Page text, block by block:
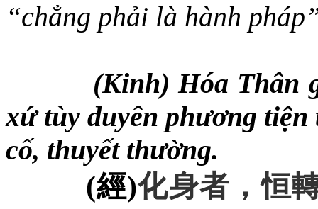
“chẳng phải là hành
(Kinh) Hóa Thân
xứ tùy duyên phương
cố, thuyết thường.
(經)化身者 ，恒